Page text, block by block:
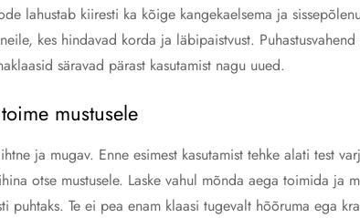
lahustab kiiresti ka kõige kangekaelsema ja
kes hindavad korda ja läbipaistvust.
säravad pärast kasutamist nagu uued.
mustusele
ja mugav. Enne esimest kasutamist tehke alati test
otse mustusele. Laske vahul mõnda aega toimida
puhtaks. Te ei pea enam klaasi tugevalt hõõruma ega